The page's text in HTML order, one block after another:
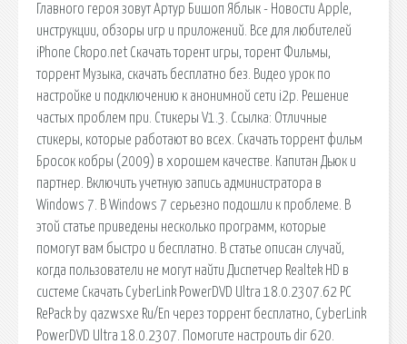
Главного героя зовут Артур Бишоп Яблык - Новости Apple,
инструкции, обзоры игр и приложений. Все для любителей
iPhone Ckopo.net Скачать торент игры, торент Фильмы,
торрент Музыка, скачать бесплатно без. Видео урок по
настройке и подключению к анонимной сети i2p. Решение
частых проблем при. Стикеры V1.3. Ссылка: Отличные
стикеры, которые работают во всех. Скачать торрент фильм
Бросок кобры (2009) в хорошем качестве. Капитан Дьюк и
партнер. Включить учетную запись администратора в
Windows 7. В Windows 7 серьезно подошли к проблеме. В
этой статье приведены несколько программ, которые
помогут вам быстро и бесплатно. В статье описан случай,
когда пользователи не могут найти Диспетчер Realtek HD в
системе Скачать CyberLink PowerDVD Ultra 18.0.2307.62 РС
RePack by qazwsxe Ru/En через торрент бесплатно, CyberLink
PowerDVD Ultra 18.0.2307. Помогите настроить dir 620.